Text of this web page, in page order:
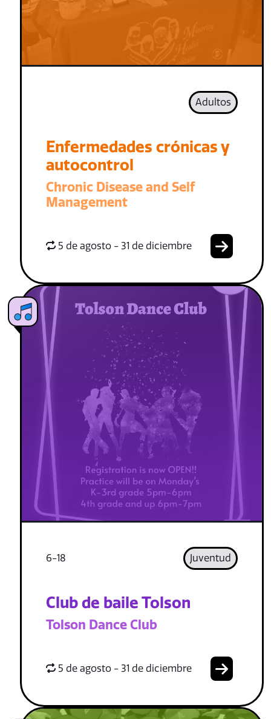
Adultos
Enfermedades crónicas y
autocontrol
Chronic Disease and Self
Management
5 de agosto - 31 de diciembre
6-18 Juventud
Club de baile Tolson
Tolson Dance Club
5 de agosto - 31 de diciembre